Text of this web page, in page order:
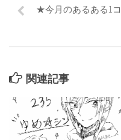
★今月のあるある1
関連記事